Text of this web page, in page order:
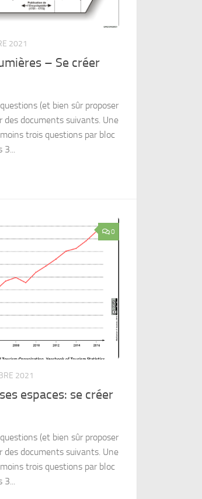
2021
– Se créer
(et bien sûr proposer
des documents suivants. Une
trois questions par bloc
3...
0
2021
espaces: se créer
(et bien sûr proposer
des documents suivants. Une
trois questions par bloc
3...